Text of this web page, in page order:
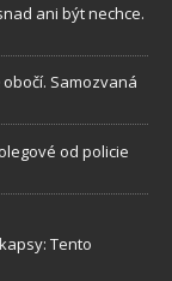
ani být nechce.
Samozvaná
od policie
Tento